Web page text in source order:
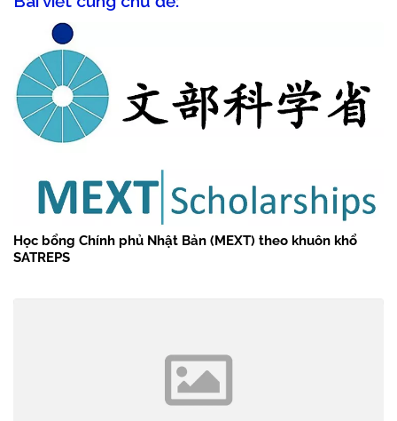
Học bổng Chính phủ Nhật Bản (MEXT) theo khuôn khổ
SATREPS